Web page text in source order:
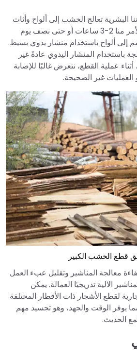
البشرية تعالج الخشب إلى ألواح وأثاث
قبل 20 عامًا. يستغرق الأمر منا 2-3 ساعات أو حتى نصف يوم
سجل قطره 50 سم إلى ألواح باستخدام منشار يدوي بسيط.
باستخدام المنشار اليدوي عادةً غير
عملية القطع، نتعرض غالبًا للإصابة
غير الصحيحة.
قطع الخشب الكبير
معالجة المناشير وتقليل عبء العمل
الآلية تدريجيًا العمالة. يمكن
لقطع الأشجار ذات الأقطار المختلفة
يوفر الوقت والجهد، وهو تجسيد مهم
الحديث.